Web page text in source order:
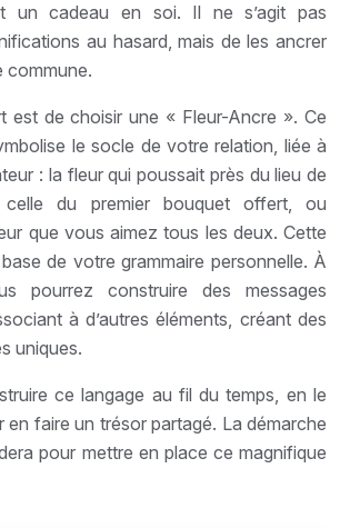
un cadeau en soi. Il ne s’agit pas
au hasard, mais de les ancrer
commune.
est de choisir une « Fleur-Ancre ». Ce
le socle de votre relation, liée à
: la fleur qui poussait près du lieu de
celle du premier bouquet offert, ou
que vous aimez tous les deux. Cette
de votre grammaire personnelle. À
pourrez construire des messages
à d’autres éléments, créant des
uniques.
ce langage au fil du temps, en le
faire un trésor partagé. La démarche
pour mettre en place ce magnifique